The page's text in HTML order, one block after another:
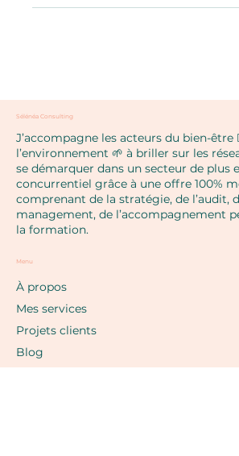
Sélénéa Consulting
J’accompagne les acteurs du bien-être
l’environnement 🌱 à briller sur les
se démarquer dans un secteur de plus
concurrentiel grâce à une offre 100%
comprenant de la stratégie, de l’audit,
Menu
À propos
Mes services
Projets clients